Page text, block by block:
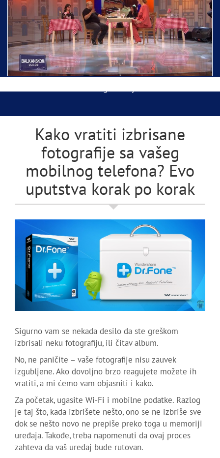
Ispraćaj Pojasa Presvete Bogorodice danas iz
Hrama Svetog Save
Kako vratiti izbrisane
fotografije sa vašeg
mobilnog telefona? Evo
uputstva korak po korak
Sigurno vam se nekada desilo da ste greškom
izbrisali neku fotografiju, ili čitav album.
No, ne paničite – vaše fotografije nisu zauvek
izgubljene. Ako dovoljno brzo reagujete možete ih
vratiti, a mi ćemo vam objasniti i kako.
Za početak, ugasite Wi-Fi i mobilne podatke. Razlog
je taj što, kada izbrišete nešto, ono se ne izbriše sve
dok se nešto novo ne prepiše preko toga u memoriji
uređaja. Takođe, treba napomenuti da ovaj proces
zahteva da vaš uređaj bude rutovan.